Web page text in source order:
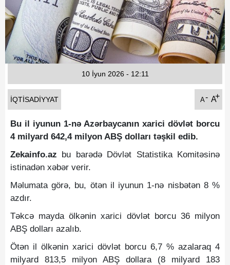
Fotoqaleriya
Reportaj
Qarabag Zəfəri
İQTISADIYYAT A- A+
10 İyun 2026 - 12:11
Bu il iyunun 1-nə Azərbaycanın xarici dövlət borcu
4 milyard 642,4 milyon ABŞ dolları təşkil edib.
Zekainfo.az bu barədə Dövlət Statistika Komitəsinə
istinadən xəbər verir.
Məlumata görə, bu, ötən il iyunun 1-nə nisbətən 8 %
azdır.
Təkcə mayda ölkənin xarici dövlət borcu 36 milyon
ABŞ dolları azalıb.
Ötən il ölkənin xarici dövlət borcu 6,7 % azalaraq 4
milyard 813,5 milyon ABŞ dollara (8 milyard 183